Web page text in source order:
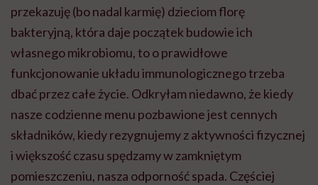
przekazuję (bo nadal karmię) dzieciom florę
bakteryjną, która daje początek budowie ich
własnego mikrobiomu, to o prawidłowe
funkcjonowanie układu immunologicznego trzeba
dbać przez całe życie. Odkryłam niedawno, że kiedy
nasze codzienne menu pozbawione jest cennych
składników, kiedy rezygnujemy z aktywności fizycznej
i większość czasu spędzamy w zamkniętym
pomieszczeniu, nasza odporność spada. Częściej